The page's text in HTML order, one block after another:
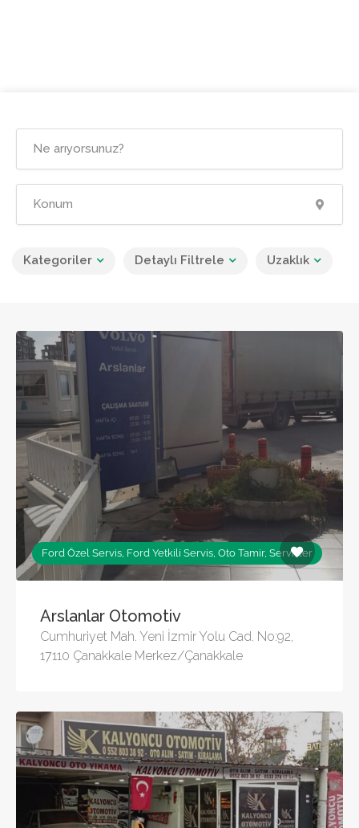
Kategoriler Detaylı Filtrele Uzaklık
Ford Özel Servis, Ford Yetkili Servis, Oto Tamir, Servisler
Arslanlar Otomotiv
Cumhuriyet Mah. Yeni İzmir Yolu Cad. No:92,
17110 Çanakkale Merkez/Çanakkale